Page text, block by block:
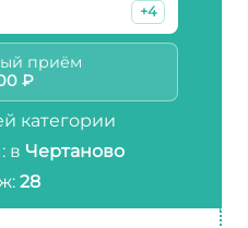
+4
приём
₽
категории
в Чертаново
28